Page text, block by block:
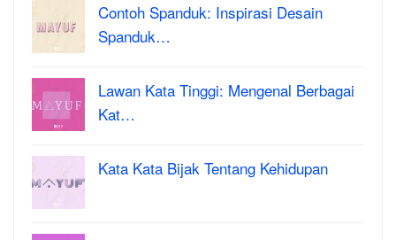
Contoh Spanduk: Inspirasi Desain
Spanduk…
Lawan Kata Tinggi: Mengenal Berbagai
Kat…
Kata Kata Bijak Tentang Kehidupan